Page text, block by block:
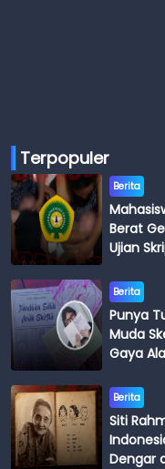
Terpopuler
Berita
Berat
Ujian
Berita
Punya
Muda
Gaya
Berita
Siti
Dengar